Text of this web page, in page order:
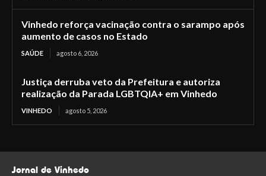
Vinhedo reforça vacinação contra o sarampo após
aumento de casos no Estado
SAÚDE agosto 6, 2026
Justiça derruba veto da Prefeitura e autoriza
realização da Parada LGBTQIA+ em Vinhedo
VINHEDO agosto 5, 2026
Jornal de Vinhedo